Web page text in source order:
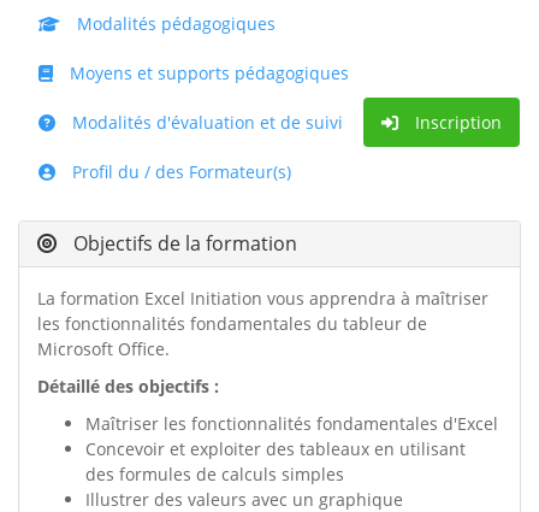
Modalités pédagogiques
Moyens et supports pédagogiques
Modalités d'évaluation et de suivi Inscription
Profil du / des Formateur(s)
Objectifs de la formation
La formation Excel Initiation vous apprendra à maîtriser
les fonctionnalités fondamentales du tableur de
Microsoft Office.
Détaillé des objectifs :
Maîtriser les fonctionnalités fondamentales d'Excel
Concevoir et exploiter des tableaux en utilisant
des formules de calculs simples
Illustrer des valeurs avec un graphique